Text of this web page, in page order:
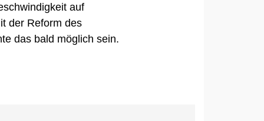
auf
der Reform des
das bald möglich sein.